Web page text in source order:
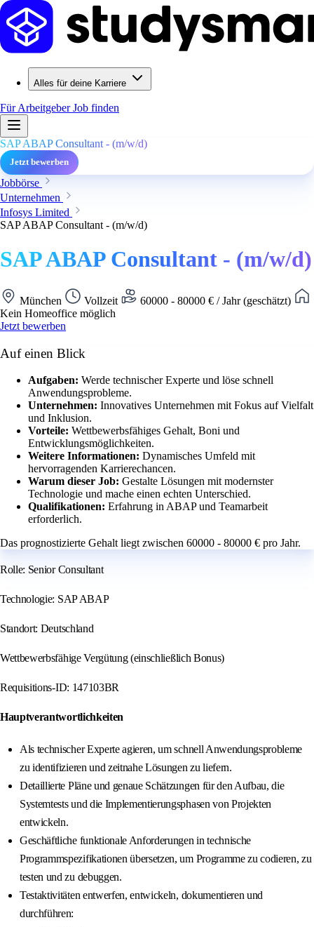
Alles für deine Karriere
Für ArbeitgeberJob finden
SAP ABAP Consultant - (m/w/d)
Jetzt bewerben
Jobbörse
Unternehmen
Infosys Limited
SAP ABAP Consultant - (m/w/d)
SAP ABAP Consultant - (m/w/d)
München Vollzeit
60000 - 80000 € / Jahr (geschätzt)
Kein Homeoffice möglich
Jetzt bewerben
Auf einen Blick
Aufgaben: Werde technischer Experte und löse schnell
Anwendungsprobleme.
Unternehmen: Innovatives Unternehmen mit Fokus auf Vielfalt
und Inklusion.
Vorteile: Wettbewerbsfähiges Gehalt, Boni und
Entwicklungsmöglichkeiten.
Weitere Informationen: Dynamisches Umfeld mit
hervorragenden Karrierechancen.
Warum dieser Job: Gestalte Lösungen mit modernster
Technologie und mache einen echten Unterschied.
Qualifikationen: Erfahrung in ABAP und Teamarbeit
erforderlich.
Das prognostizierte Gehalt liegt zwischen 60000 - 80000 € pro Jahr.
Rolle: Senior Consultant
Technologie: SAP ABAP
Standort: Deutschland
Wettbewerbsfähige Vergütung (einschließlich Bonus)
Requisitions-ID: 147103BR
Hauptverantwortlichkeiten
Als technischer Experte agieren, um schnell Anwendungsprobleme
zu identifizieren und zeitnahe Lösungen zu liefern.
Detaillierte Pläne und genaue Schätzungen für den Aufbau, die
Systemtests und die Implementierungsphasen von Projekten
entwickeln.
Geschäftliche funktionale Anforderungen in technische
Programmspezifikationen übersetzen, um Programme zu codieren, zu
testen und zu debuggen.
Testaktivitäten entwerfen, entwickeln, dokumentieren und
durchführen: